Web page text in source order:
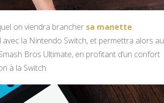
on viendra brancher sa manette
avec la Nintendo Switch, et permettra alors au
Bros Ultimate, en profitant d’un confort
à la Switch.